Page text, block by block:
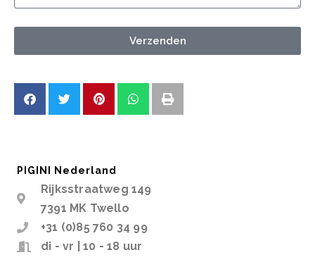
Verzenden
PIGINI Nederland
Rijksstraatweg 149
7391 MK Twello
+31 (0)85 760 34 99
di - vr | 10 - 18 uur